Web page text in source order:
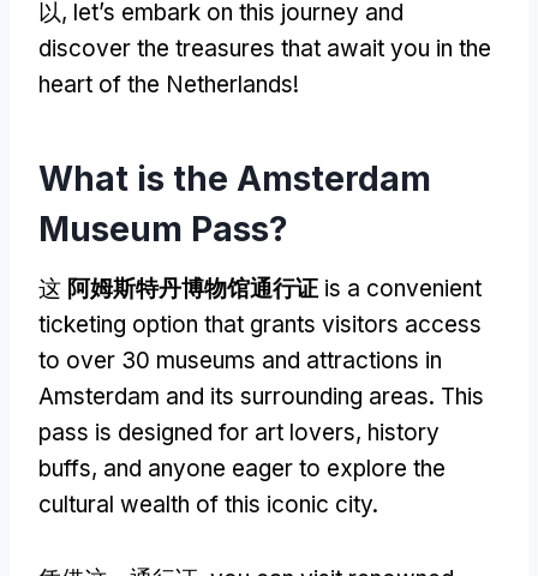
以, let’s embark on this journey and
discover the treasures that await you in the
heart of the Netherlands!
What is the Amsterdam
Museum Pass?
这 阿姆斯特丹博物馆通行证 is a convenient
ticketing option that grants visitors access
to over 30 museums and attractions in
Amsterdam and its surrounding areas. This
pass is designed for art lovers, history
buffs, and anyone eager to explore the
cultural wealth of this iconic city.